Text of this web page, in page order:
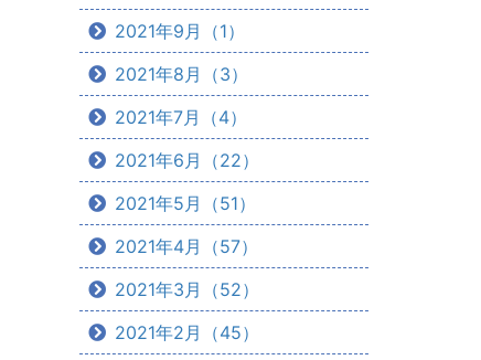
2021年9月（1）
2021年8月（3）
2021年7月（4）
2021年6月（22）
2021年5月（51）
2021年4月（57）
2021年3月（52）
2021年2月（45）